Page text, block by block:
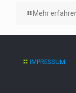
Mehr
IMPRESSUM